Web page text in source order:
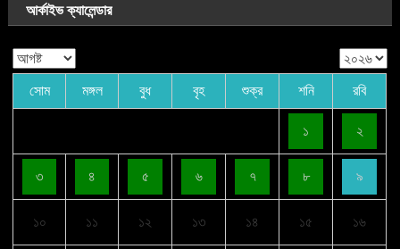
আর্কাইভ ক্যালেন্ডার
সোম মঙ্গল বুধ বৃহ শুক্র শনি রবি
১ ২
৩ ৪ ৫ ৬ ৭ ৮ ৯
১০ ১১ ১২ ১৩ ১৪ ১৫ ১৬